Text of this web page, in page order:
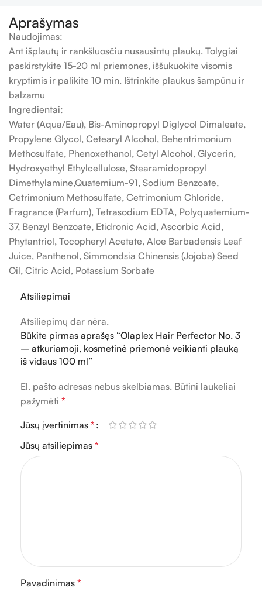
Aprašymas
Naudojimas:
Ant išplautų ir rankšluosčiu nusausintų plaukų. Tolygiai
paskirstykite 15-20 ml priemones, iššukuokite visomis
kryptimis ir palikite 10 min. Ištrinkite plaukus šampūnu ir
balzamu
Ingredientai:
Water (Aqua/Eau), Bis-Aminopropyl Diglycol Dimaleate,
Propylene Glycol, Cetearyl Alcohol, Behentrimonium
Methosulfate, Phenoxethanol, Cetyl Alcohol, Glycerin,
Hydroxyethyl Ethylcellulose, Stearamidopropyl
Dimethylamine,Quatemium-91, Sodium Benzoate,
Cetrimonium Methosulfate, Cetrimonium Chloride,
Fragrance (Parfum), Tetrasodium EDTA, Polyquatemium-
37, Benzyl Benzoate, Etidronic Acid, Ascorbic Acid,
Phytantriol, Tocopheryl Acetate, Aloe Barbadensis Leaf
Juice, Panthenol, Simmondsia Chinensis (Jojoba) Seed
Oil, Citric Acid, Potassium Sorbate
Atsiliepimai
Atsiliepimų dar nėra.
Būkite pirmas aprašęs “Olaplex Hair Perfector No. 3
– atkuriamoji, kosmetinė priemonė veikianti plauką
iš vidaus 100 ml”
El. pašto adresas nebus skelbiamas. Būtini laukeliai
pažymėti *
Jūsų įvertinimas *
Jūsų atsiliepimas *
Pavadinimas *